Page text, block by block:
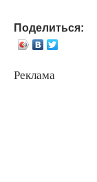
Поделиться:
Реклама